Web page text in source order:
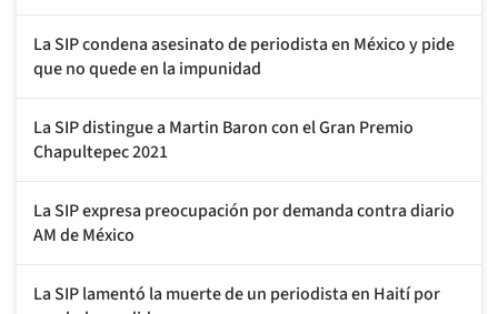
La SIP condena asesinato de periodista en México y pide
que no quede en la impunidad
La SIP distingue a Martin Baron con el Gran Premio
Chapultepec 2021
La SIP expresa preocupación por demanda contra diario
AM de México
La SIP lamentó la muerte de un periodista en Haití por